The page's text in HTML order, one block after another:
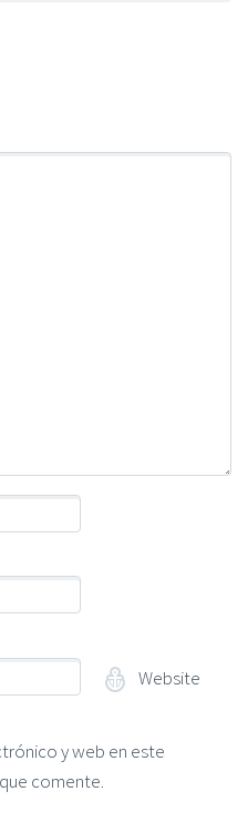
Website
y web en este
comente.